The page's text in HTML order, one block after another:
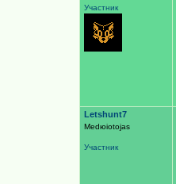
Участник
Letshunt7
Medюiotojas
Участник